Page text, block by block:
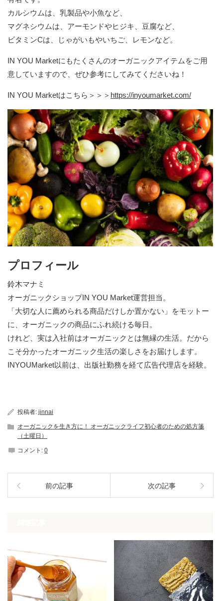
カルシウムは、乳製品や小魚など、
マグネシウムは、アーモンドやヒジキ、豆腐など、
ビタミンCは、じゃがいもやいちご、レモンなど。
IN YOU Marketにもたくさんのオーガニックアイテムをご用
意していますので、ぜひ参考にしてみてくださいね！
IN YOU Marketはこちら＞＞＞ https://inyoumarket.com/
プロフィール
鈴木マナミ
オーガニックショップIN YOU Market運営担当。
「大切な人に薦められる商品だけしか置かない」をモットー
に、オーガニックの商品にふれ続ける毎日。
けれど、実は入社前はオーガニックとは無縁の生活。だから
こそ分かったオーガニック生活の楽しさをお届けします。
INYOUMarket以前は、出版社勤務を経て広告代理店を経験。
投稿者: jinnai
オーガニックを生き方に！ オーガニックライフ初心者のための処方箋
（土曜日）
コメント: 0
前の記事 次の記事